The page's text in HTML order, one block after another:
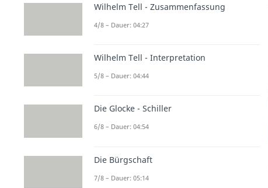
Wilhelm Tell - Zusammenfassung
4/8 – Dauer: 04:27
Wilhelm Tell - Interpretation
5/8 – Dauer: 04:44
Die Glocke - Schiller
6/8 – Dauer: 04:54
Die Bürgschaft
7/8 – Dauer: 05:14